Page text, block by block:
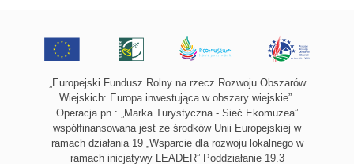
„Europejski Fundusz Rolny na rzecz Rozwoju Obszarów
Wiejskich: Europa inwestująca w obszary wiejskie”.
Operacja pn.: „Marka Turystyczna - Sieć Ekomuzea”
współfinansowana jest ze środków Unii Europejskiej w
ramach działania 19 „Wsparcie dla rozwoju lokalnego w
ramach inicjatywy LEADER” Poddziałanie 19.3